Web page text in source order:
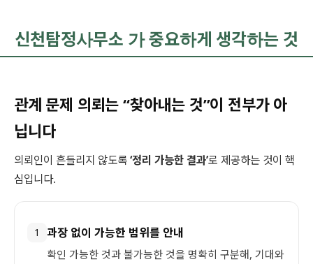
신천탐정사무소 가 중요하게 생각하는 것
관계 문제 의뢰는 “찾아내는 것”이 전부가 아
닙니다
의뢰인이 흔들리지 않도록‘정리 가능한 결과’로 제공하는 것이 핵
심입니다.
1 과장 없이 가능한 범위를 안내
확인 가능한 것과 불가능한 것을 명확히 구분해, 기대와